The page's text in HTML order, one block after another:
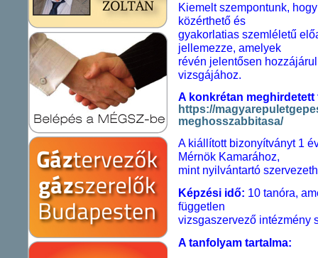
Kiemelt szempontunk,
közérthető és
gyakorlatias szemléletű
jellemezze, amelyek
révén jelentősen
vizsgájához.
A konkrétan
https://
meghosszabbitasa/
A kiállított bizonyítványt 1
Mérnök Kamarához,
mint nyilvántartó
Képzési idő: 10 tanóra,
független
vizsgaszervező intézmény
A tanfolyam tartalma: